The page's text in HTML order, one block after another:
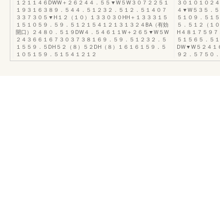
１２１１４６DWW＋２６２４４．５５▼W５W３０７２２５１
１９３１６３８９．５４４．５１２３２．５１２．５１４０７
３３７３０５▼H１２（１０）１３３０３０HH＋１３３３１５
１５１０５９．５９．５１２１５４１２１３１３２４BA（有効
開口）２４８０．５１９DW４．５４６１１W＋２６５▼W５W
２４３６６１６７３０３７３８１６９．５９．５１２３２．５
１５５９．５DH５２（８）５２DH（８）１６１６１５９．５
１０５１５９．５１５４１２１２
３０１０１０２
４▼W５３５．
５１０９．５１
５．５１２（１
H４８１７５９
５１５６５．５
DW▼W５２４１
９２．５７５０